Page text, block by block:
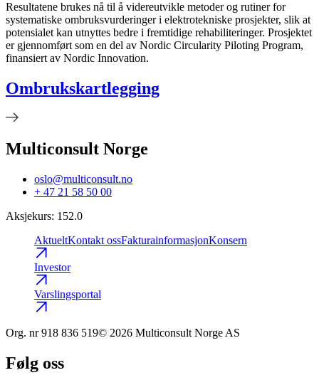
Resultatene brukes nå til å videreutvikle metoder og rutiner for
systematiske ombruksvurderinger i elektrotekniske prosjekter, slik at
potensialet kan utnyttes bedre i fremtidige rehabiliteringer. Prosjektet
er gjennomført som en del av Nordic Circularity Piloting Program,
finansiert av Nordic Innovation.
Ombrukskartlegging
Multiconsult Norge
oslo@multiconsult.no
+ 47 21 58 50 00
Aksjekurs: 152.0
AktueltKontakt ossFakturainformasjonKonsern
Investor
Varslingsportal
Org. nr 918 836 519© 2026 Multiconsult Norge AS
Følg oss